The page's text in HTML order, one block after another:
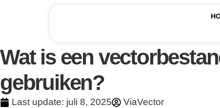
Wat is een
gebruiken?
Last update: juli 8, 2025
ViaVector